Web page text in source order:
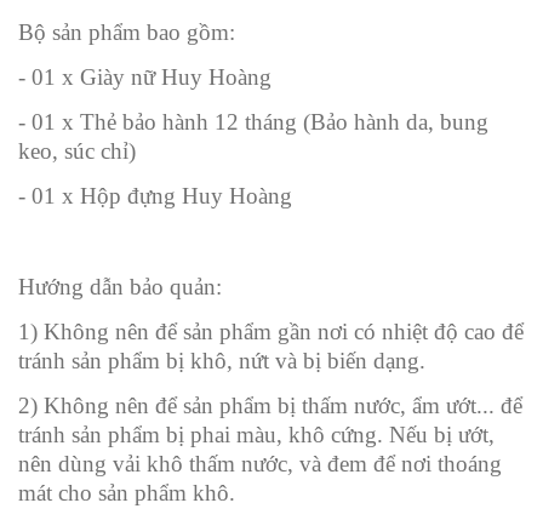
Bộ sản phẩm bao gồm:
- 01 x Giày nữ Huy Hoàng
- 01 x Thẻ bảo hành 12 tháng (Bảo hành da, bung
keo, súc chỉ)
- 01 x Hộp đựng Huy Hoàng
Hướng dẫn bảo quản:
1) Không nên để sản phẩm gần nơi có nhiệt độ cao để
tránh sản phẩm bị khô, nứt và bị biến dạng.
2) Không nên để sản phẩm bị thấm nước, ẩm ướt... để
tránh sản phẩm bị phai màu, khô cứng. Nếu bị ướt,
nên dùng vải khô thấm nước, và đem để nơi thoáng
mát cho sản phẩm khô.